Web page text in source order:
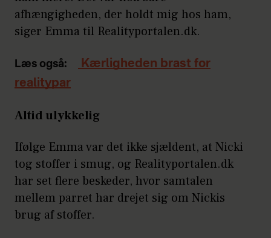
afhængigheden, der holdt mig hos ham,
siger Emma til Realityportalen.dk.
Læs også:
Kærligheden brast for
realitypar
Altid ulykkelig
Ifølge Emma var det ikke sjældent, at Nicki
tog stoffer i smug, og Realityportalen.dk
har set flere beskeder, hvor samtalen
mellem parret har drejet sig om Nickis
brug af stoffer.